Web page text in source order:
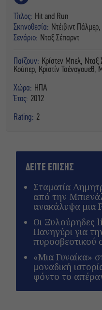
Τίτλος: Hit and Run
Σκηνοθεσία: Ντέιβιντ
Σενάριο: Νταξ Σέπαρντ
Παίζουν: Κρίστεν Μπελ, Νταξ
Κούπερ, Κριστίν Τσένογουεθ,
Χώρα: ΗΠΑ
Έτος: 2012
Rating: 2
ΔΕΙΤΕ ΕΠΙΣΗΣ
Σταματία
από την
ανακάλυψα μια
Οι Ξυλούρηδες
Πανηγύρι για
πυροσβεστικού
«Μια Γυναίκα»
μοναδική
φόντο το